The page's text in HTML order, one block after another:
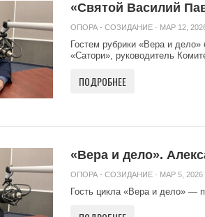
«Святой Василий
ОПОРА - СОЗИДАНИЕ · МАР 12,
Гостем рубрики «Вера и
«Сатори», руководитель
ПОДРОБНЕЕ
«Вера и дело».
ОПОРА - СОЗИДАНИЕ · МАР 5, 2026
Гость цикла «Вера и дело» —